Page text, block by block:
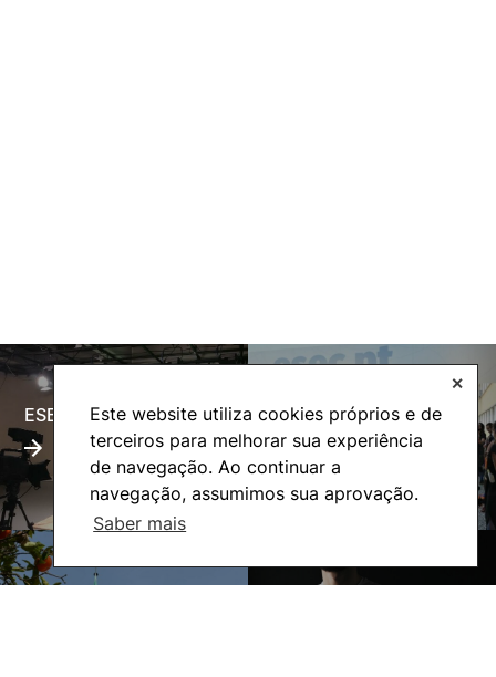
Este website utiliza cookies próprios e de
terceiros para melhorar sua experiência
de navegação. Ao continuar a
navegação, assumimos sua aprovação.
Saber mais
✕
ESECTV Alumni